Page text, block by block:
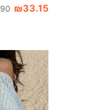
₪33.15 90+ נמכר